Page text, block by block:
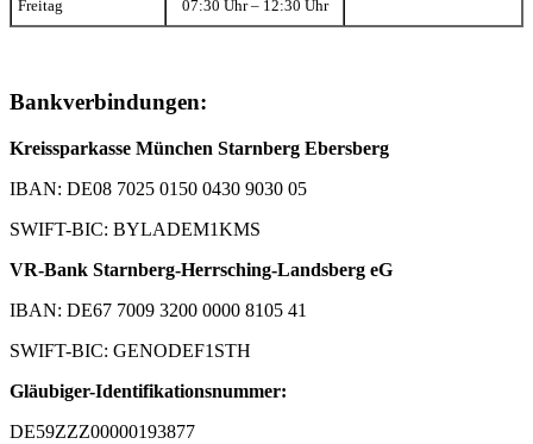
Freitag 07:30 Uhr – 12:30 Uhr
Bankverbindungen:
Kreissparkasse München Starnberg Ebersberg
IBAN: DE08 7025 0150 0430 9030 05
SWIFT-BIC: BYLADEM1KMS
VR-Bank Starnberg-Herrsching-Landsberg eG
IBAN: DE67 7009 3200 0000 8105 41
SWIFT-BIC: GENODEF1STH
Gläubiger-Identifikationsnummer:
DE59ZZZ00000193877